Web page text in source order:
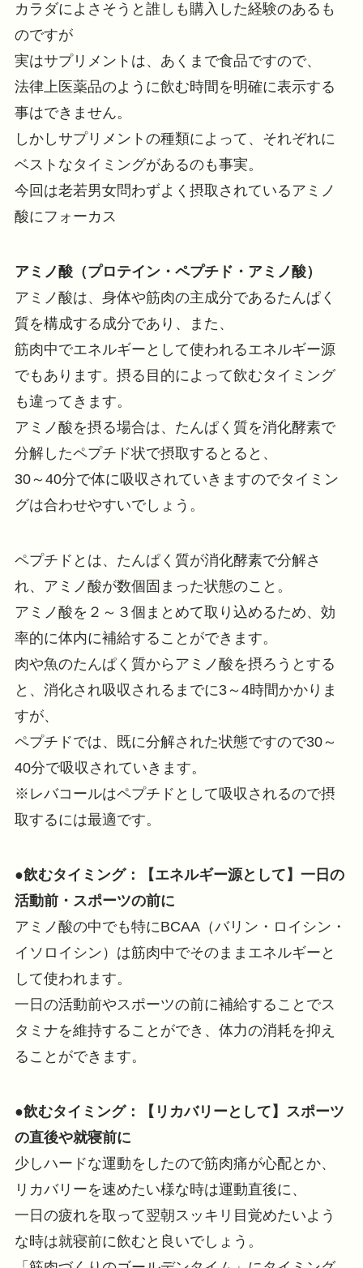
カラダによさそうと誰しも購入した経験のあるも
のですが
実はサプリメントは、あくまで食品ですので、
法律上医薬品のように飲む時間を明確に表示する
事はできません。
しかしサプリメントの種類によって、それぞれに
ベストなタイミングがあるのも事実。
今回は老若男女問わずよく摂取されているアミノ
酸にフォーカス
アミノ酸（プロテイン・ペプチド・アミノ酸）
アミノ酸は、身体や筋肉の主成分であるたんぱく
質を構成する成分であり、また、
筋肉中でエネルギーとして使われるエネルギー源
でもあります。摂る目的によって飲むタイミング
も違ってきます。
アミノ酸を摂る場合は、たんぱく質を消化酵素で
分解したペプチド状で摂取するとると、
30～40分で体に吸収されていきますのでタイミン
グは合わせやすいでしょう。
ペプチドとは、たんぱく質が消化酵素で分解さ
れ、アミノ酸が数個固まった状態のこと。
アミノ酸を２～３個まとめて取り込めるため、効
率的に体内に補給することができます。
肉や魚のたんぱく質からアミノ酸を摂ろうとする
と、消化され吸収されるまでに3～4時間かかりま
すが、
ペプチドでは、既に分解された状態ですので30～
40分で吸収されていきます。
※レバコールはペプチドとして吸収されるので摂
取するには最適です。
●飲むタイミング：【エネルギー源として】一日の
活動前・スポーツの前に
アミノ酸の中でも特にBCAA（バリン・ロイシン・
イソロイシン）は筋肉中でそのままエネルギーと
して使われます。
一日の活動前やスポーツの前に補給することでス
タミナを維持することができ、体力の消耗を抑え
ることができます。
●飲むタイミング：【リカバリーとして】スポーツ
の直後や就寝前に
少しハードな運動をしたので筋肉痛が心配とか、
リカバリーを速めたい様な時は運動直後に、
一日の疲れを取って翌朝スッキリ目覚めたいよう
な時は就寝前に飲むと良いでしょう。